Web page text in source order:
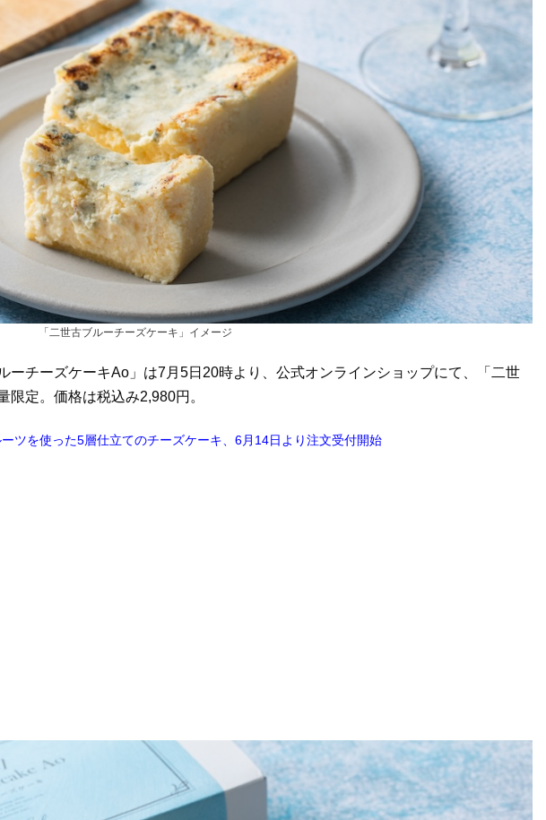
「二世古ブルーチーズケーキ」イメージ
ーチーズケーキAo」は7月5日20時より、公式オンラインショップにて、「二世
定。価格は税込み2,980円。
ツを使った5層仕立てのチーズケーキ、6月14日より注文受付開始